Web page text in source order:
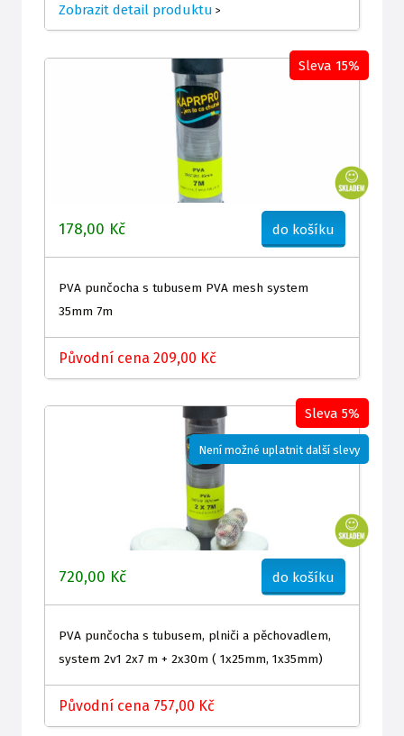
Zobrazit detail produktu >
178,00 Kč do košíku
PVA punčocha s tubusem PVA mesh system
35mm 7m
Původní cena 209,00 Kč
Sleva 15%
720,00 Kč do košíku
PVA punčocha s tubusem, plniči a pěchovadlem,
system 2v1 2x7 m + 2x30m ( 1x25mm, 1x35mm)
Původní cena 757,00 Kč
Sleva 5%
Není možné uplatnit další slevy